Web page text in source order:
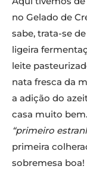
no Gelado de
sabe, trata-se
ligeira
leite
nata fresca da
a adição do
casa muito
“primeiro
primeira
sobremesa boa!